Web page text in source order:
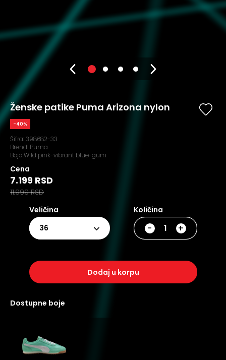
Ženske patike Puma Arizona nylon
-40%
Šifra:398682-33
Brend: Puma
Boja:Wild pink-vibrant blue-gum
Cena
7.199 RSD
11.999 RSD
Veličina
36
Količina
- +
dodaj u korpu
dostupne boje